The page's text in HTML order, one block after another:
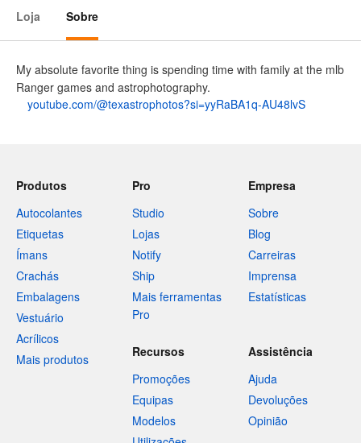
Loja
Sobre
My absolute favorite thing is spending time with family at the mlb
Ranger games and astrophotography.
youtube.com/@texastrophotos?si=yyRaBA1q-AU48lvS
Produtos
Autocolantes
Etiquetas
Ímans
Crachás
Embalagens
Vestuário
Acrílicos
Mais produtos
Pro
Studio
Lojas
Notify
Ship
Mais ferramentas
Pro
Empresa
Sobre
Blog
Carreiras
Imprensa
Estatísticas
Recursos
Promoções
Equipas
Modelos
Assistência
Ajuda
Devoluções
Opinião